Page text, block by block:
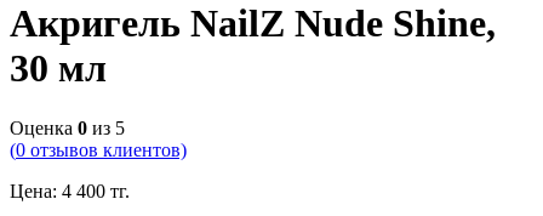
Акригель NailZ Nude Shine,
30 мл
Оценка 0 из 5
(0 отзывов клиентов)
Цена: 4 400 тг.